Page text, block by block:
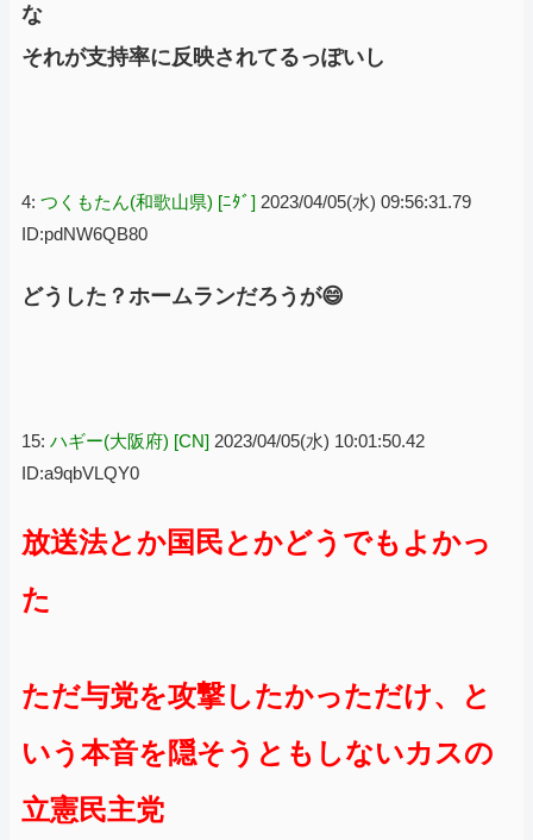
な
それが支持率に反映されてるっぽいし
4: つくもたん(和歌山県) [ﾆﾀﾞ] 2023/04/05(水) 09:56:31.79
ID:pdNW6QB80
どうした？ホームランだろうが😄
15: ハギー(大阪府) [CN] 2023/04/05(水) 10:01:50.42
ID:a9qbVLQY0
放送法とか国民とかどうでもよかっ
た
ただ与党を攻撃したかっただけ、と
いう本音を隠そうともしないカスの
立憲民主党